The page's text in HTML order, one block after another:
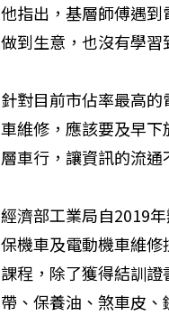
他指出，基層師傅遇
做到生意，也沒有學習
針對目前市佔率最高
車維修，應該要及早
層車行，讓資訊的流通
經濟部工業局自2019
保機車及電動機車維
課程，除了獲得結訓
帶、保養油、煞車皮、